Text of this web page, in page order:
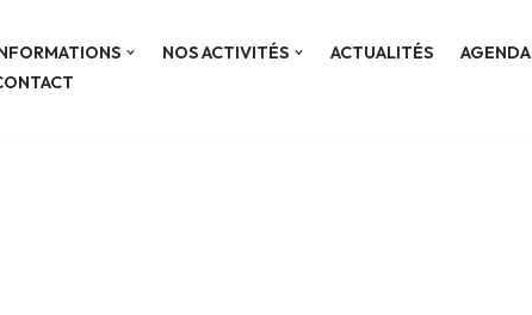
NOS ACTIVITÉS ACTUALITÉS AGENDA